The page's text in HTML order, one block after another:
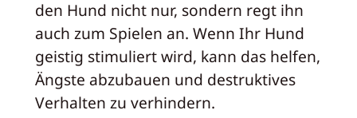
den Hund nicht nur, sondern regt ihn
auch zum Spielen an. Wenn Ihr Hund
geistig stimuliert wird, kann das helfen,
Ängste abzubauen und destruktives
Verhalten zu verhindern.